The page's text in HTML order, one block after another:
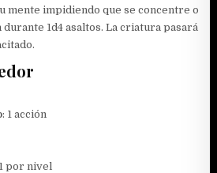
mente impidiendo que se concentre o
1d4 asaltos. La criatura pasará
: 1 acción
por nivel